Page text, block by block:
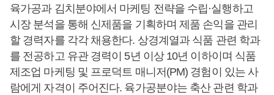
육가공과 김치분야에서 마케팅 전략을 수립·실행하고
시장 분석을 통해 신제품을 기획하며 제품 손익을 관리
할 경력자를 각각 채용한다. 상경계열과 식품 관련 학과
를 전공하고 유관 경력이 5년 이상 10년 이하이며 식품
제조업 마케팅 및 프로덕트 매니저(PM) 경험이 있는 사
람에게 자격이 주어진다. 육가공분야는 축산 관련 학과